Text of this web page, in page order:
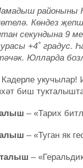
районыны
Көндез
секундына 9
+4˚ градус.
Юлларда
Кадерле укучылар!
биш
– «Тарих
– «Туган як
–